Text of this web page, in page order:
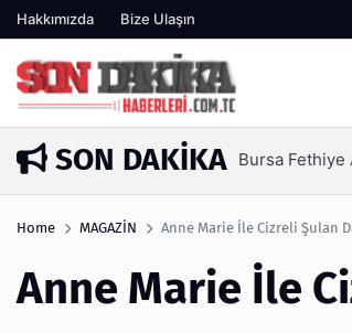
Hakkımızda Bize Ulaşın
SON DAKIKA
1 gün önce Bursa Fethiye
Home MAGAZİN Anne Marie İle Cizreli Şulan
Anne Marie İle